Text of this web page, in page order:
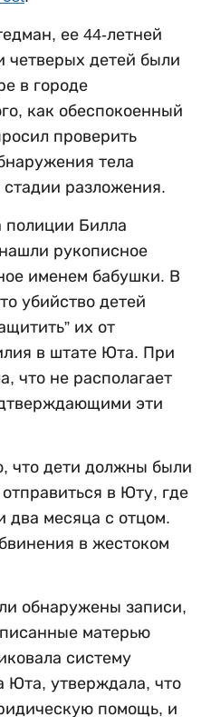
ее 44-летней
детей были
в городе
как обеспокоенный
проверить
тела
разложения.
полиции Билла
рукописное
именем бабушки. В
убийство детей
их от
в штате Юта. При
что не располагает
эти
что дети должны были
в Юту, где
два месяца с отцом.
в жестоком
обнаружены записи,
матерью
систему
Юта, утверждала, что
помощь, и